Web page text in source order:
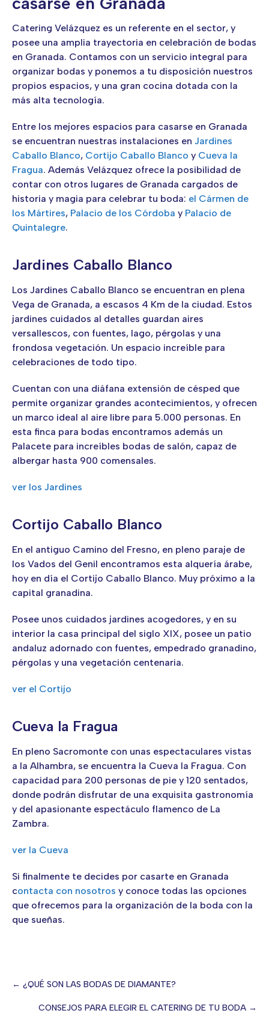
Catering Velázquez es un referente en el sector, y
posee una amplia trayectoria en celebración de bodas
en Granada. Contamos con un servicio integral para
organizar bodas y ponemos a tu disposición nuestros
propios espacios, y una gran cocina dotada con la
más alta tecnología.
Entre los mejores espacios para casarse en Granada
se encuentran nuestras instalaciones en Jardines
Caballo Blanco, Cortijo Caballo Blanco y Cueva la
Fragua. Además Velázquez ofrece la posibilidad de
contar con otros lugares de Granada cargados de
historia y magia para celebrar tu boda: el Cármen de
los Mártires, Palacio de los Córdoba y Palacio de
Quintalegre.
Jardines Caballo Blanco
Los Jardines Caballo Blanco se encuentran en plena
Vega de Granada, a escasos 4 Km de la ciudad. Estos
jardines cuidados al detalles guardan aires
versallescos, con fuentes, lago, pérgolas y una
frondosa vegetación. Un espacio increíble para
celebraciones de todo tipo.
Cuentan con una diáfana extensión de césped que
permite organizar grandes acontecimientos, y ofrecen
un marco ideal al aire libre para 5.000 personas. En
esta finca para bodas encontramos además un
Palacete para increíbles bodas de salón, capaz de
albergar hasta 900 comensales.
ver los Jardines
Cortijo Caballo Blanco
En el antiguo Camino del Fresno, en pleno paraje de
los Vados del Genil encontramos esta alquería árabe,
hoy en día el Cortijo Caballo Blanco. Muy próximo a la
capital granadina.
Posee unos cuidados jardines acogedores, y en su
interior la casa principal del siglo XIX, posee un patio
andaluz adornado con fuentes, empedrado granadino,
pérgolas y una vegetación centenaria.
ver el Cortijo
Cueva la Fragua
En pleno Sacromonte con unas espectaculares vistas
a la Alhambra, se encuentra la Cueva la Fragua. Con
capacidad para 200 personas de pie y 120 sentados,
donde podrán disfrutar de una exquisita gastronomía
y del apasionante espectáculo flamenco de La
Zambra.
ver la Cueva
Si finalmente te decides por casarte en Granada
contacta con nosotros y conoce todas las opciones
que ofrecemos para la organización de la boda con la
que sueñas.
Posts
← ¿QUÉ SON LAS BODAS DE DIAMANTE?
CONSEJOS PARA ELEGIR EL CATERING DE TU BODA →